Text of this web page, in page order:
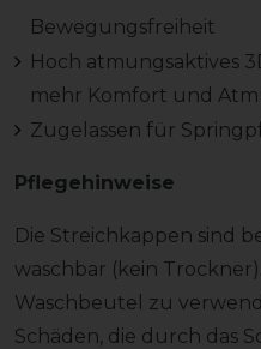
Bewegungsfreiheit
Hoch atmungsaktives
mehr Komfort und
Zugelassen für
Pflegehinweise
Die Streichkappen sind
waschbar (kein
Waschbeutel zu
Schäden, die durch das